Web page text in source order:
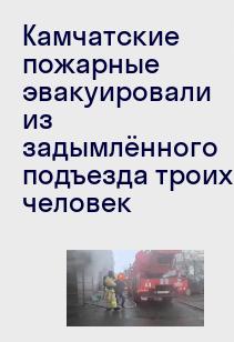
Камчатские
пожарные
эвакуировали
из
задымлённого
подъезда троих
человек